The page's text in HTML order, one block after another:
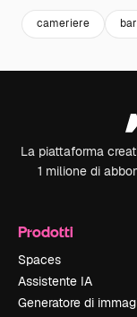
cameriere
La piattaforma
1 milione di
Prodotti
Spaces
Assistente IA
Generatore di